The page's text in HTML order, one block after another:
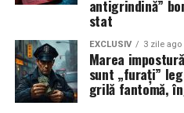
antigrindină”
stat
EXCLUSIV 3 zile ago
Marea
sunt „furați”
grilă fantomă,